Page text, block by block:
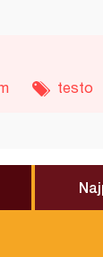
testo